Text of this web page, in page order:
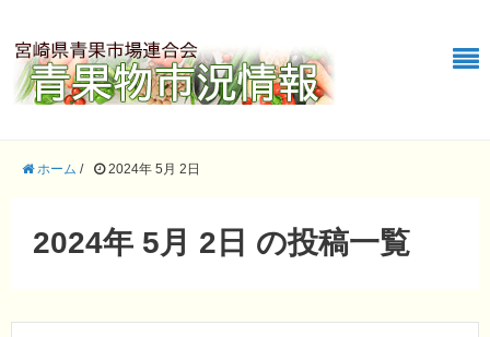
ホーム / 2024年 5月 2日
2024年 5月 2日 の投稿一覧